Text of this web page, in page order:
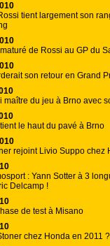
tient largement son
de Rossi au GP du
son retour en Grand
maître du jeu à Brno avec
le haut du pavé à Brno
rejoint Livio Suppo chez
: Yann Sotter à 3
Delcamp !
de test à Misano
chez Honda en 2011 ?